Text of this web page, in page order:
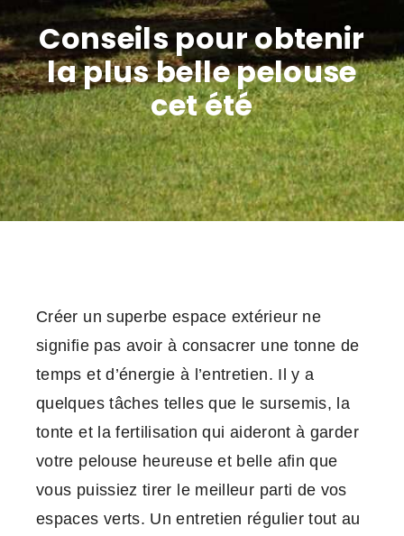
Conseils pour obtenir
la plus belle pelouse
cet été
Créer un superbe espace extérieur ne
signifie pas avoir à consacrer une tonne de
temps et d’énergie à l’entretien. Il y a
quelques tâches telles que le sursemis, la
tonte et la fertilisation qui aideront à garder
votre pelouse heureuse et belle afin que
vous puissiez tirer le meilleur parti de vos
espaces verts. Un entretien régulier tout au